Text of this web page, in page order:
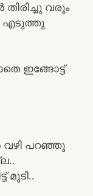
വരും
എടുത്തു
ഇങ്ങോട്ട്
വഴി പറഞ്ഞു
മൂടി..